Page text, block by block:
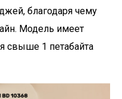
благодаря чему
Модель имеет
свыше 1 петабайта